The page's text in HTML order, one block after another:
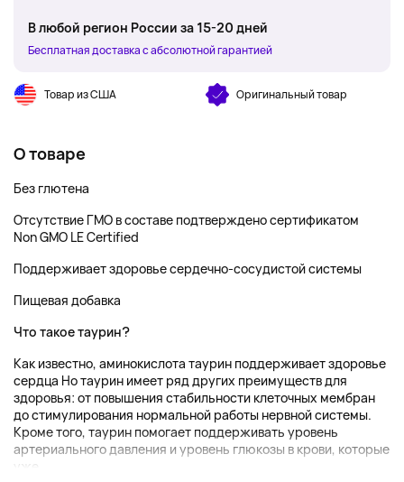
В любой регион России за 15-20 дней
Бесплатная доставка с абсолютной гарантией
Товар из США Оригинальный товар
О товаре
Без глютена
Отсутствие ГМО в составе подтверждено сертификатом
Non GMO LE Certified
Поддерживает здоровье сердечно-сосудистой системы
Пищевая добавка
Что такое таурин?
Как известно, аминокислота таурин поддерживает здоровье
сердца Но таурин имеет ряд других преимуществ для
здоровья: от повышения стабильности клеточных мембран
до стимулирования нормальной работы нервной системы.
Кроме того, таурин помогает поддерживать уровень
артериального давления и уровень глюкозы в крови, которые
уже...